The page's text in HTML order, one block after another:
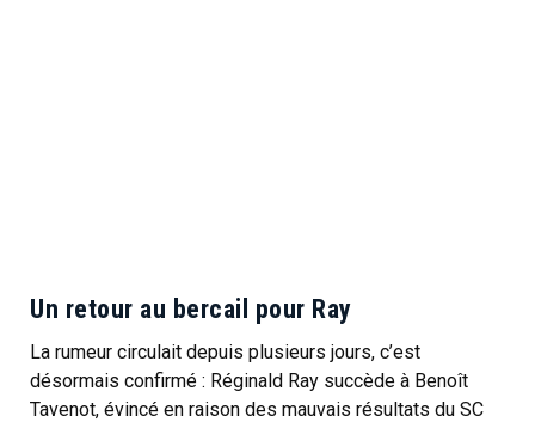
Un retour au bercail pour Ray
La rumeur circulait depuis plusieurs jours, c’est
désormais confirmé : Réginald Ray succède à Benoît
Tavenot, évincé en raison des mauvais résultats du SC